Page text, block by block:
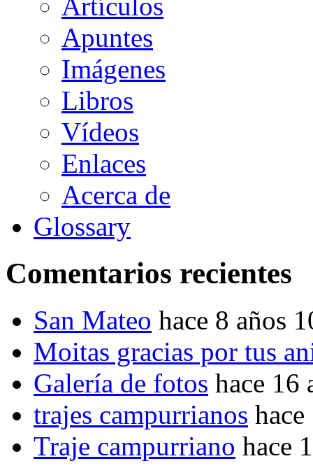
Artículos
Apuntes
Imágenes
Libros
Vídeos
Enlaces
Acerca de
Glossary
Comentarios recientes
San Mateo hace 8 años
Moitas gracias por tus
Galería de fotos hace 16
trajes campurrianos
Traje campurriano hace